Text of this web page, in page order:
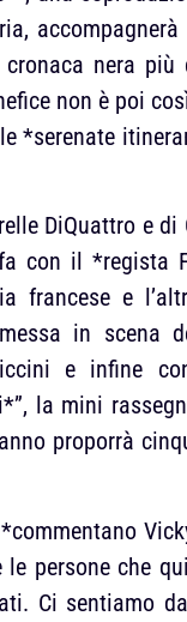
nera
non è poi
*serenate
DiQuattro e
con il *regista
francese e
in scena
e infine
la mini
proporrà
persone che
Ci sentiamo